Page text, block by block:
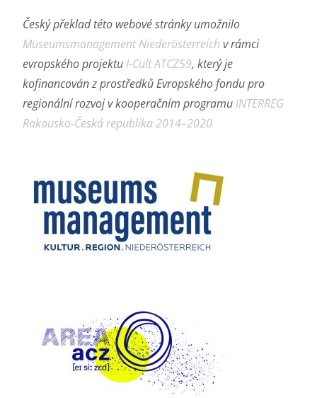
Český překlad této webové stránky umožnilo
Museumsmanagement Niederösterreich v rámci
evropského projektu I-Cult ATCZ59, který je
kofinancován z prostředků Evropského fondu pro
regionální rozvoj v kooperačním programu INTERREG
Rakousko-Česká republika 2014–2020